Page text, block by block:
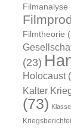
Filmanalyse
Filmtheorie
(23)
Holocaust
Kalter
(73)